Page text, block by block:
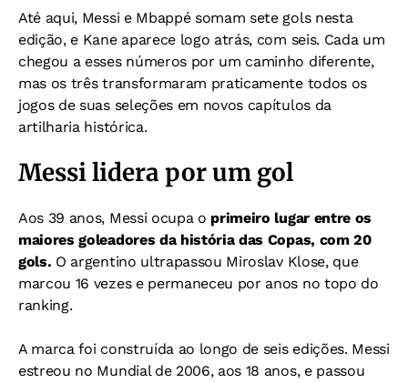
Até aqui, Messi e Mbappé somam sete gols nesta
edição, e Kane aparece logo atrás, com seis. Cada um
chegou a esses números por um caminho diferente,
mas os três transformaram praticamente todos os
jogos de suas seleções em novos capítulos da
artilharia histórica.
Messi lidera por um gol
Aos 39 anos, Messi ocupa o primeiro lugar entre os
maiores goleadores da história das Copas, com 20
gols. O argentino ultrapassou Miroslav Klose, que
marcou 16 vezes e permaneceu por anos no topo do
ranking.
A marca foi construída ao longo de seis edições. Messi
estreou no Mundial de 2006, aos 18 anos, e passou